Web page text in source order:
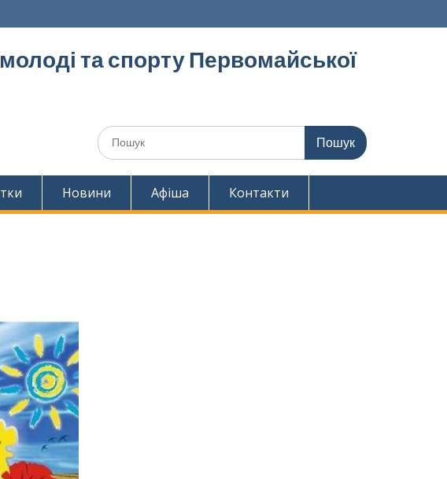
та спорту Первомайської
Шукати:
Новини Афіша Контакти